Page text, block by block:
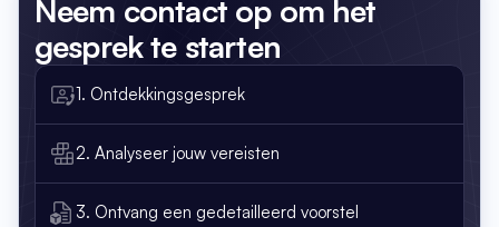
Neem contact op om het
gesprek te starten
1. Ontdekkingsgesprek
2. Analyseer jouw vereisten
3. Ontvang een gedetailleerd voorstel